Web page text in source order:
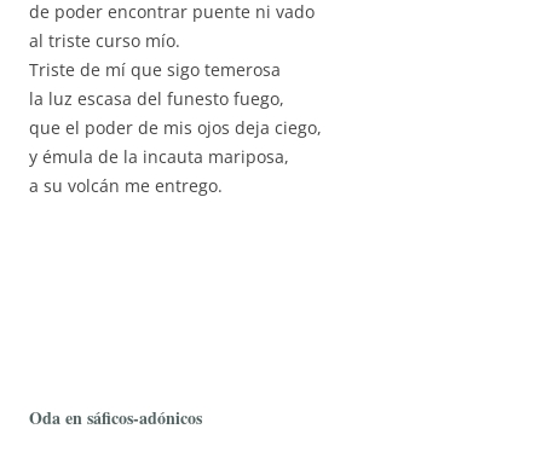
de poder encontrar puente ni vado
al triste curso mío.
Triste de mí que sigo temerosa
la luz escasa del funesto fuego,
que el poder de mis ojos deja ciego,
y émula de la incauta mariposa,
a su volcán me entrego.
Oda en sáficos-adónicos